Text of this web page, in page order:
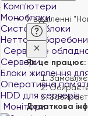
Комп'ютери
Моноблоки
Системні блоки
Неттопи,
Серверне
Сервери
Блоки живлення
Оперативна
HDD для серверів
Монітори
У відділенні
Як це працює:
Додаткова